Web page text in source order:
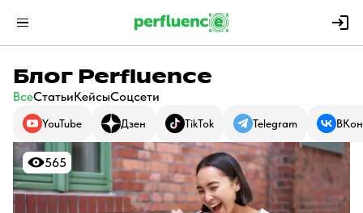
Блог Perfluence
ВсеСтатьиКейсыСоцсети
YouTube Дзен TikTok Telegram
565
565